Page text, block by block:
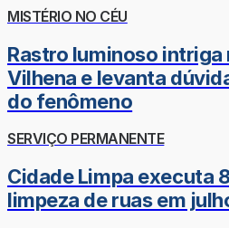
MISTÉRIO NO CÉU
Rastro luminoso
Vilhena e levanta
do fenômeno
SERVIÇO PERMANENTE
Cidade Limpa executa
limpeza de ruas em